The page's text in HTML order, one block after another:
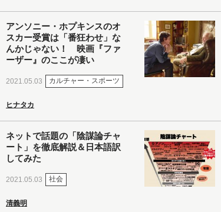
アンソニー・ホプキンスのオ
スカー受賞は「番狂わせ」な
んかじゃない！ 映画『ファ
ーザー』のここが凄い
2021.05.03 カルチャー・スポーツ
ヒナタカ
ネットで話題の「陰謀論チャ
ート」を徹底解説＆日本語訳
してみた
2021.05.03 社会
清義明